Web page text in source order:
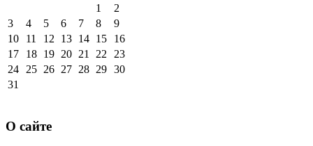
1
2
3
4 5 6 7 8
9
10
11 12 13 14 15
16
17
18 19 20 21 22
23
24
25 26 27 28 29 30
31
О сайте